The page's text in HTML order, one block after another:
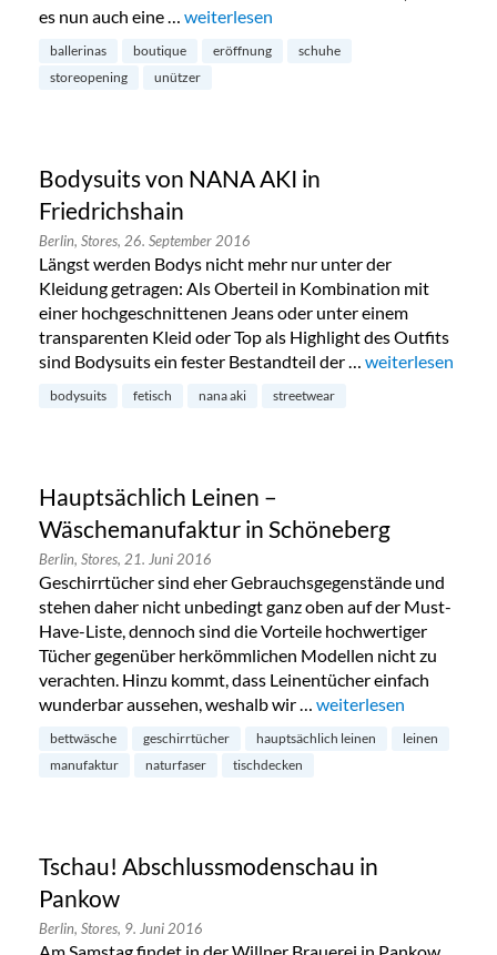
es nun auch eine … „Neue Unützer Schuhboutique für Berlin“
weiterlesen
ballerinas boutique eröffnung
schuhe
storeopening
unützer
Bodysuits von NANA AKI in
Friedrichshain
Berlin, Stores, 26. September 2016
Längst werden Bodys nicht mehr nur unter der
Kleidung getragen: Als Oberteil in Kombination mit
einer hochgeschnittenen Jeans oder unter einem
transparenten Kleid oder Top als Highlight des Outfits
sind Bodysuits ein fester Bestandteil der … „Bodysuits von
weiterlesen
bodysuits fetisch nana aki streetwear
Hauptsächlich Leinen –
Wäschemanufaktur in Schöneberg
Berlin, Stores, 21. Juni 2016
Geschirrtücher sind eher Gebrauchsgegenstände und
stehen daher nicht unbedingt ganz oben auf der Must-
Have-Liste, dennoch sind die Vorteile hochwertiger
Tücher gegenüber herkömmlichen Modellen nicht zu
verachten. Hinzu kommt, dass Leinentücher einfach
wunderbar aussehen, weshalb wir … „Hauptsächlich Leinen
weiterlesen
bettwäsche geschirrtücher hauptsächlich leinen
leinen
manufaktur
naturfaser tischdecken
Tschau! Abschlussmodenschau in
Pankow
Berlin, Stores, 9. Juni 2016